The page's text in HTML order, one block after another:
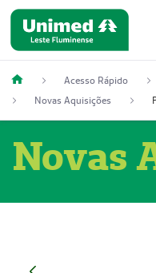
Acesso Rápido
Novas Aquisições
Novas